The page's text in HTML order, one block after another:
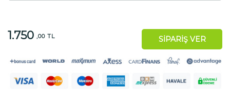
1.750 ,00 TL SİPARİŞ VER